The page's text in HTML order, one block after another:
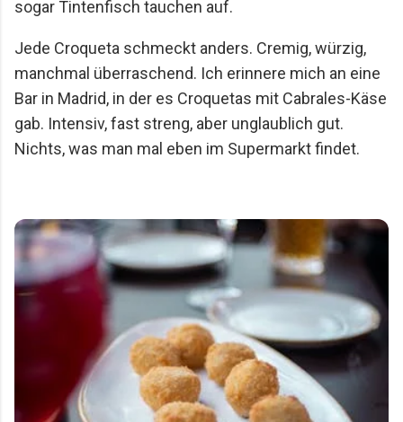
sogar Tintenfisch tauchen auf.
Jede Croqueta schmeckt anders. Cremig, würzig,
manchmal überraschend. Ich erinnere mich an eine
Bar in Madrid, in der es Croquetas mit Cabrales-Käse
gab. Intensiv, fast streng, aber unglaublich gut.
Nichts, was man mal eben im Supermarkt findet.